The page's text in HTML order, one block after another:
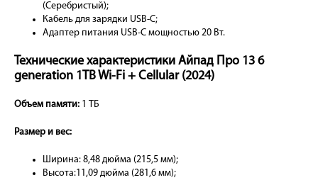
(Серебристый);
Кабель для зарядки USB-C;
Адаптер питания USB-C мощностью 20 Вт.
Технические характеристики Айпад Про 13 6
generation 1TB Wi-Fi + Cellular (2024)
Объем памяти: 1 ТБ
Размер и вес:
Ширина: 8,48 дюйма (215,5 мм);
Высота:11,09 дюйма (281,6 мм);